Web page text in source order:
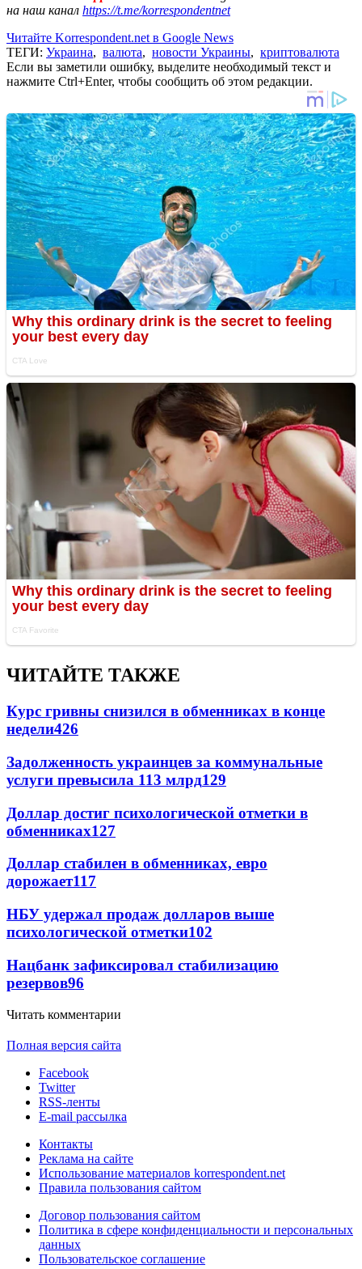
на наш канал https://t.me/korrespondentnet
Читайте Korrespondent.net в Google News
ТЕГИ: Украина, валюта, новости Украины, криптовалюта
Если вы заметили ошибку, выделите необходимый текст и
нажмите Ctrl+Enter, чтобы сообщить об этом редакции.
ЧИТАЙТЕ ТАКЖЕ
Курс гривны снизился в обменниках в конце
недели426
Задолженность украинцев за коммунальные
услуги превысила 113 млрд129
Доллар достиг психологической отметки в
обменниках127
Доллар стабилен в обменниках, евро
дорожает117
НБУ удержал продаж долларов выше
психологической отметки102
Нацбанк зафиксировал стабилизацию
резервов96
Читать комментарии
Полная версия сайта
Facebook
Twitter
RSS-ленты
E-mail рассылка
Контакты
Реклама на сайте
Использование материалов korrespondent.net
Правила пользования сайтом
Договор пользования сайтом
Политика в сфере конфиденциальности и персональных
данных
Пользовательское соглашение